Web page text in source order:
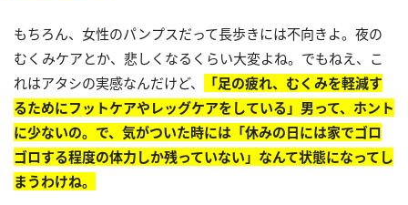
もちろん、女性のパンプスだって長歩きには不向きよ。夜の
むくみケアとか、悲しくなるくらい大変よね。でもねえ、こ
れはアタシの実感なんだけど、
「足の疲れ、むくみを軽減す
るためにフットケアやレッグケアをしている」男って、ホント
に少ないの。で、気がついた時には「休みの日には家でゴロ
ゴロする程度の体力しか残っていない」なんて状態になってし
まうわけね。